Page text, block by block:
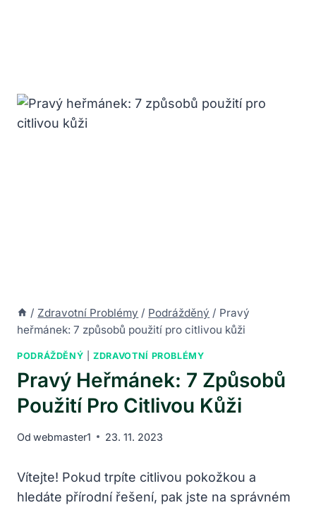
/ Zdravotní Problémy / Podrážděný / Pravý
heřmánek: 7 způsobů použití pro citlivou kůži
PODRÁŽDĚNÝ |ZDRAVOTNÍ PROBLÉMY
Pravý Heřmánek: 7 Způsobů
Použití Pro Citlivou Kůži
Od webmaster1 23. 11. 2023
Vítejte! Pokud trpíte citlivou pokožkou a
hledáte přírodní řešení, pak jste na správném